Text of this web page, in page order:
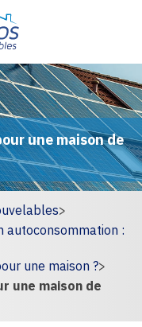
une maison de
>
autoconsommation :
une maison ?>
une maison de